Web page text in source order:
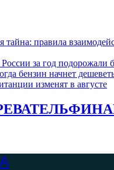
тайна: правила
за год подорожали
бензин начнет
изменят в августе